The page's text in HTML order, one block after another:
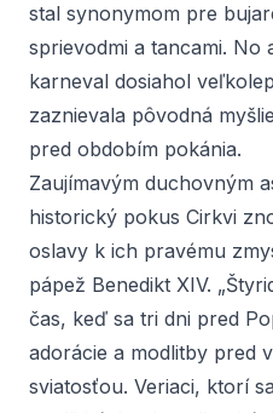
stal synonymom pre
sprievodmi a tancami. No
karneval dosiahol
zaznievala pôvodná
pred obdobím pokánia.
Zaujímavým duchovným
historický pokus Cirkvi
oslavy k ich pravému
pápež Benedikt XIV.
čas, keď sa tri dni pred
adorácie a modlitby pred
sviatosťou. Veriaci, ktorí